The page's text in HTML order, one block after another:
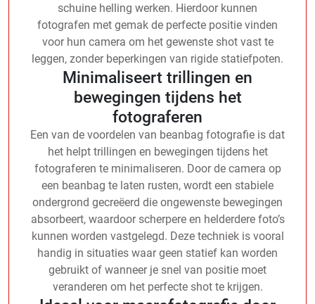
schuine helling werken. Hierdoor kunnen
fotografen met gemak de perfecte positie vinden
voor hun camera om het gewenste shot vast te
leggen, zonder beperkingen van rigide statiefpoten.
Minimaliseert trillingen en
bewegingen tijdens het
fotograferen
Een van de voordelen van beanbag fotografie is dat
het helpt trillingen en bewegingen tijdens het
fotograferen te minimaliseren. Door de camera op
een beanbag te laten rusten, wordt een stabiele
ondergrond gecreëerd die ongewenste bewegingen
absorbeert, waardoor scherpere en helderdere foto’s
kunnen worden vastgelegd. Deze techniek is vooral
handig in situaties waar geen statief kan worden
gebruikt of wanneer je snel van positie moet
veranderen om het perfecte shot te krijgen.